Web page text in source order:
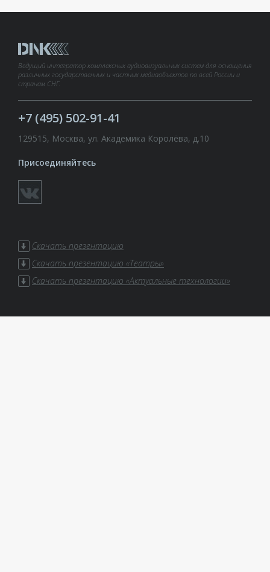
Ведущий интегратор комплексных аудиовизуальных систем для оснащения
различных государственных и частных медиаобъектов по всей России и
странам СНГ.
+7 (495) 502-91-41
129515, Москва, ул. Академика Королёва, д.10
Присоединяйтесь
Скачать презентацию
Скачать презентацию «Театры»
Скачать презентацию «Актуальные технологии»